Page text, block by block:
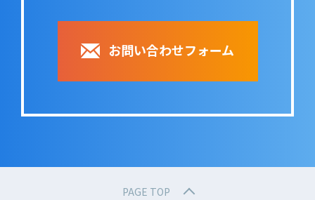
お問い合わせフォーム
PAGE TOP